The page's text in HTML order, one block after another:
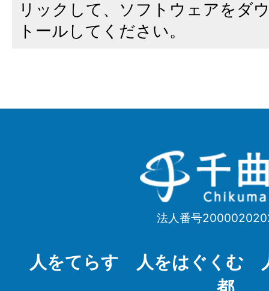
リックして、ソフトウェアをダ
トールしてください。
千
曲
Chikuma
法人番号
人をてらす 人をはぐくむ